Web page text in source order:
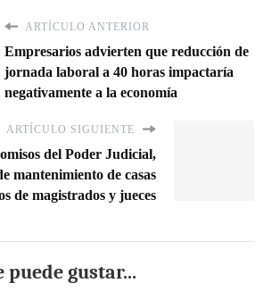
ARTÍCULO ANTERIOR
Empresarios advierten que reducción de
jornada laboral a 40 horas impactaría
negativamente a la economía
ARTÍCULO SIGUIENTE
del Poder Judicial,
mantenimiento de casas
de magistrados y jueces
puede gustar...